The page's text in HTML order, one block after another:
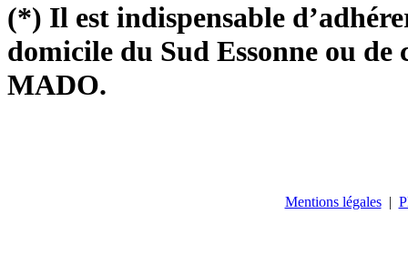
(*) Il est indispensable
domicile du Sud Essonne ou de
MADO.
Mentions légales |